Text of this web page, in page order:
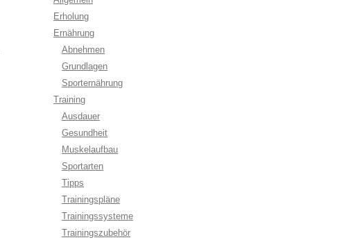
Erholung
Ernährung
Abnehmen
Grundlagen
Sporternährung
Training
Ausdauer
Gesundheit
Muskelaufbau
Sportarten
Tipps
Trainingspläne
Trainingssysteme
Trainingszubehör